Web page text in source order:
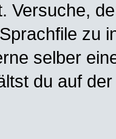
Versuche,
zu
selber
du auf